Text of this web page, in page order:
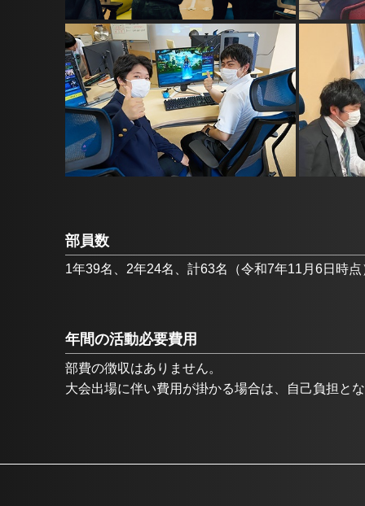
部員数
1年39名、2年24名、計63名（令和7年11月6日時点
年間の活動必要費用
部費の徴収はありません。
大会出場に伴い費用が掛かる場合は、自己負担と